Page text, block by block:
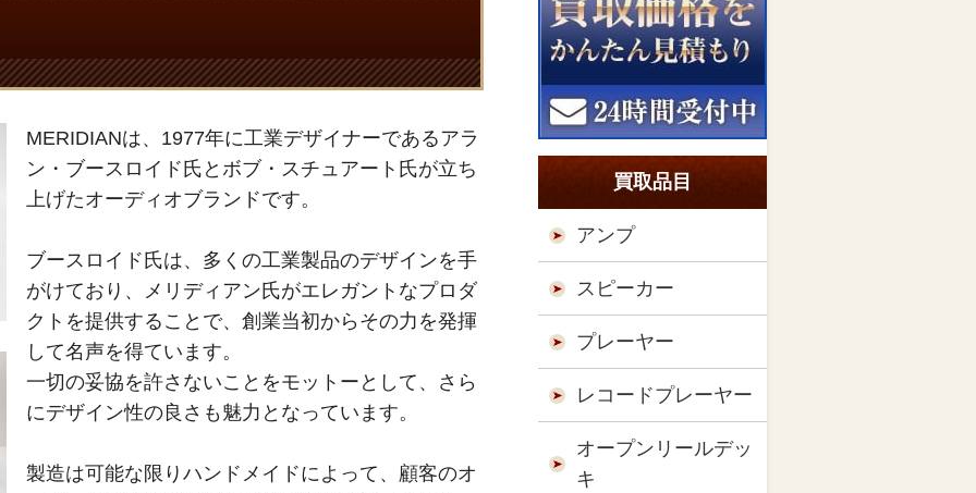
MERIDIANは、1977年に工業デザイナーであるアラ
ン・ブースロイド氏とボブ・スチュアート氏が立ち
上げたオーディオブランドです。
ブースロイド氏は、多くの工業製品のデザインを手
がけており、メリディアン氏がエレガントなプロダ
クトを提供することで、創業当初からその力を発揮
して名声を得ています。
一切の妥協を許さないことをモットーとして、さら
にデザイン性の良さも魅力となっています。
製造は可能な限りハンドメイドによって、顧客のオ
買取品目
アンプ
スピーカー
プレーヤー
レコードプレーヤー
オープンリールデッ
キ